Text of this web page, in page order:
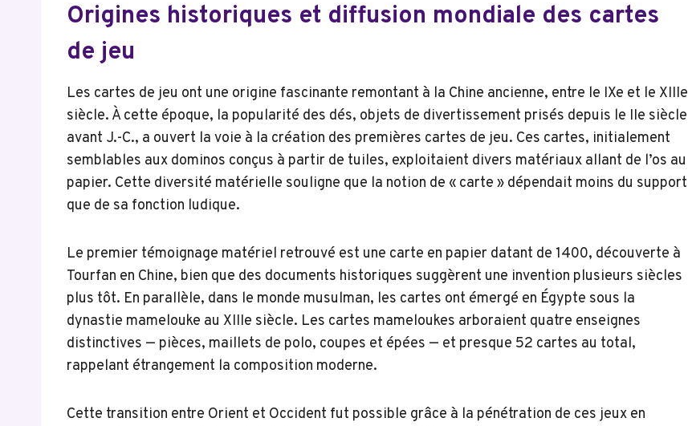
Origines historiques et diffusion mondiale des cartes
de jeu
Les cartes de jeu ont une origine fascinante remontant à la Chine ancienne, entre le IXe et le XIIIe
siècle. À cette époque, la popularité des dés, objets de divertissement prisés depuis le IIe siècle
avant J.-C., a ouvert la voie à la création des premières cartes de jeu. Ces cartes, initialement
semblables aux dominos conçus à partir de tuiles, exploitaient divers matériaux allant de l’os au
papier. Cette diversité matérielle souligne que la notion de « carte » dépendait moins du support
que de sa fonction ludique.
Le premier témoignage matériel retrouvé est une carte en papier datant de 1400, découverte à
Tourfan en Chine, bien que des documents historiques suggèrent une invention plusieurs siècles
plus tôt. En parallèle, dans le monde musulman, les cartes ont émergé en Égypte sous la
dynastie mamelouke au XIIIe siècle. Les cartes mameloukes arboraient quatre enseignes
distinctives — pièces, maillets de polo, coupes et épées — et presque 52 cartes au total,
rappelant étrangement la composition moderne.
Cette transition entre Orient et Occident fut possible grâce à la pénétration de ces jeux en